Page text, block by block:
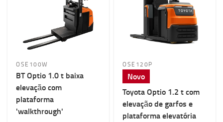
OSE100W
BT Optio 1.0 t baixa
elevação com
plataforma
'walkthrough'
OSE120P
Novo
Toyota Optio 1.2 t com
elevação de garfos e
plataforma elevatória